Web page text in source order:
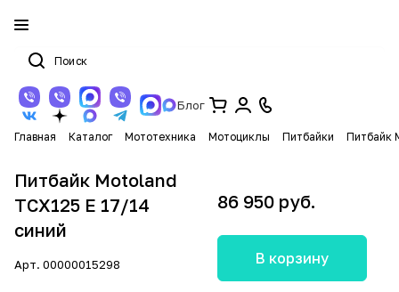
Блог
Главная Каталог Мототехника Мотоциклы Питбайки Питбайк
Питбайк Motoland
TCX125 E 17/14
синий
Арт. 00000015298
86 950 руб.
В корзину